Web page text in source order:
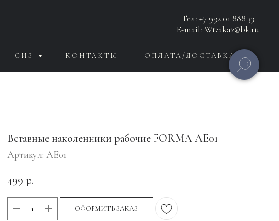
Тел: +7 992 01 888 33
E-mail: Wtzakaz@bk.ru
СИЗ КОНТАКТЫ
ОПЛАТА/ДОСТАВКА
Вставные наколенники рабочие FORMA AE01
Артикул: AE01
499 р.
ОФОРМИТЬ ЗАКАЗ